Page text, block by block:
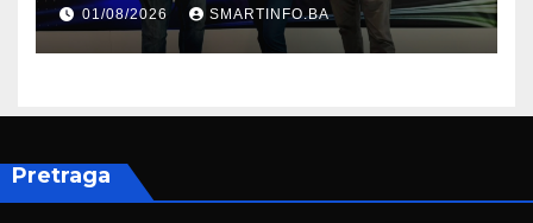
Federalnog sajma
zapošljavanja
01/08/2026 SMARTINFO.BA
Pretraga